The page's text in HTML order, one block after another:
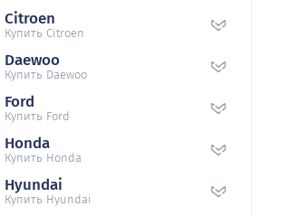
Citroen
Купить Citroen
Daewoo
Купить Daewoo
Ford
Купить Ford
Honda
Купить Honda
Hyundai
Купить Hyundai